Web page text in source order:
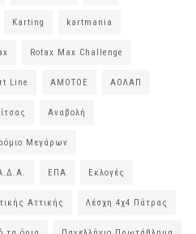
Karting kartmania
Rotax Max Challenge
Line ΑΜΟΤΟΕ ΑΟΛΑΠ
Αναβολή
Μεγάρων
ΕΠΑ Εκλογές
Αττικής Λέσχη 4χ4 Πάτρας